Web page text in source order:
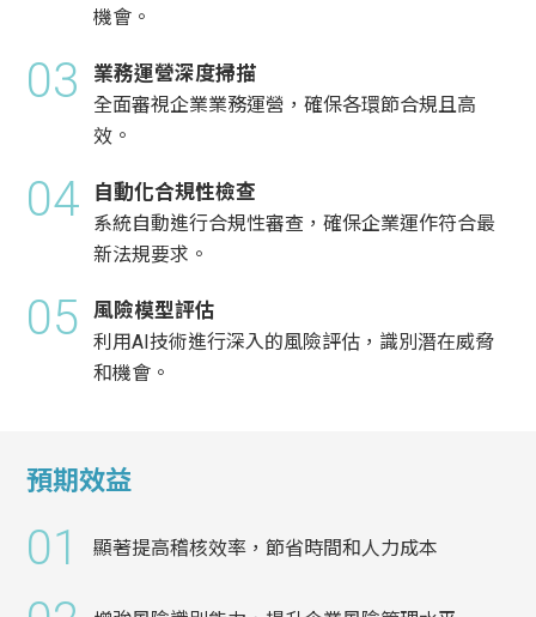
機會。
03 業務運營深度掃描
全面審視企業業務運營，確保各環節合規且高
效。
04 自動化合規性檢查
系統自動進行合規性審查，確保企業運作符合最
新法規要求。
05 風險模型評估
利用AI技術進行深入的風險評估，識別潛在威脅
和機會。
預期效益
01 顯著提高稽核效率，節省時間和人力成本